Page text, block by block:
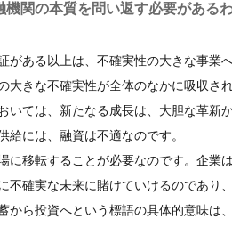
関の本質を問い返す必要があるわ
ある以上は、不確実性の大きな事業
大きな不確実性が全体のなかに吸収さ
いては、新たなる成長は、大胆な革新
には、融資は不適なのです。
移転することが必要なのです。企業
確実な未来に賭けていけるのであり
から投資へという標語の具体的意味は